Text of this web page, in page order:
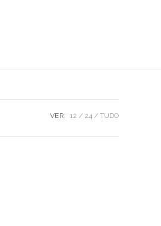
SITE
VER: 12 24 TUDO